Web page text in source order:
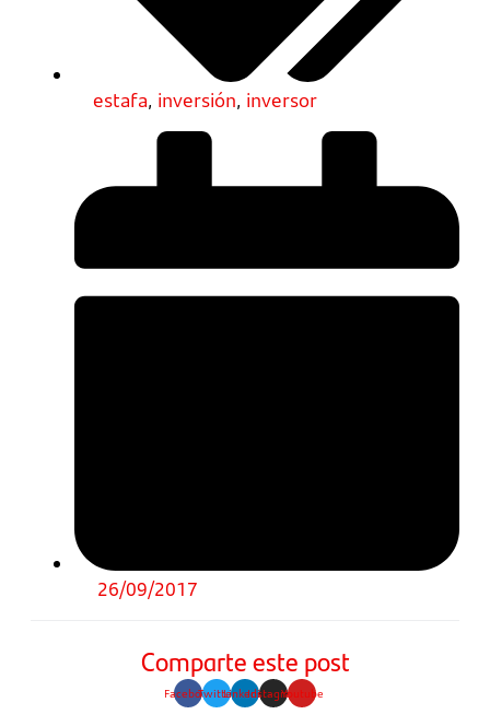
estafa, inversión, inversor
26/09/2017
Comparte este post
FacebookTwitterLinkedinInstagramYoutube